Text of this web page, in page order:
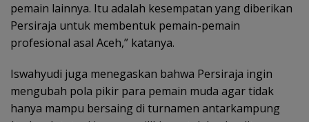
pemain lainnya. Itu adalah kesempatan yang diberikan
Persiraja untuk membentuk pemain-pemain
profesional asal Aceh,” katanya.
Iswahyudi juga menegaskan bahwa Persiraja ingin
mengubah pola pikir para pemain muda agar tidak
hanya mampu bersaing di turnamen antarkampung